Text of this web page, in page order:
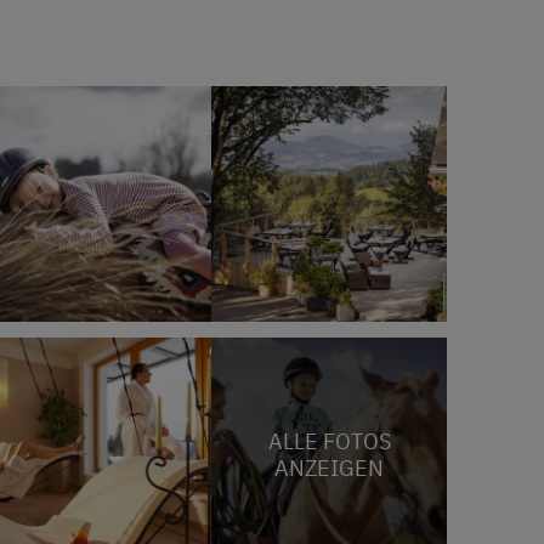
ALLE FOTOS
ANZEIGEN